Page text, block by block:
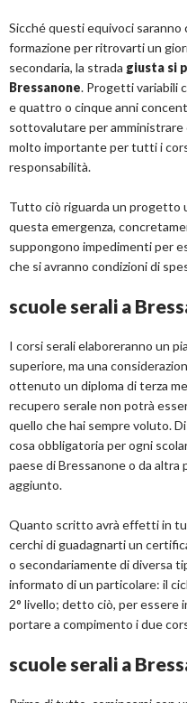
Sicché questi equivoci saranno
formazione per ritrovarti un
secondaria, la strada giusta si
Bressanone. Progetti variabili
e quattro o cinque anni
sottovalutare per
molto importante per tutti i
responsabilità.
Tutto ciò riguarda un progetto
questa emergenza,
suppongono impedimenti per
che si avranno condizioni di
scuole serali a
I corsi serali elaboreranno un
superiore, ma una
ottenuto un diploma di terza
recupero serale non potrà
quello che hai sempre voluto.
cosa obbligatoria per ogni
paese di Bressanone o da
aggiunto.
Quanto scritto avrà effetti in
cerchi di guadagnarti un
o secondariamente di diversa
informato di un particolare: il
2° livello; detto ciò, per essere
portare a compimento i due
scuole serali a